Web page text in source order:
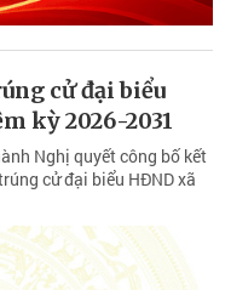
cử đại biểu
kỳ 2026-2031
Nghị quyết công bố kết
cử đại biểu HĐND xã